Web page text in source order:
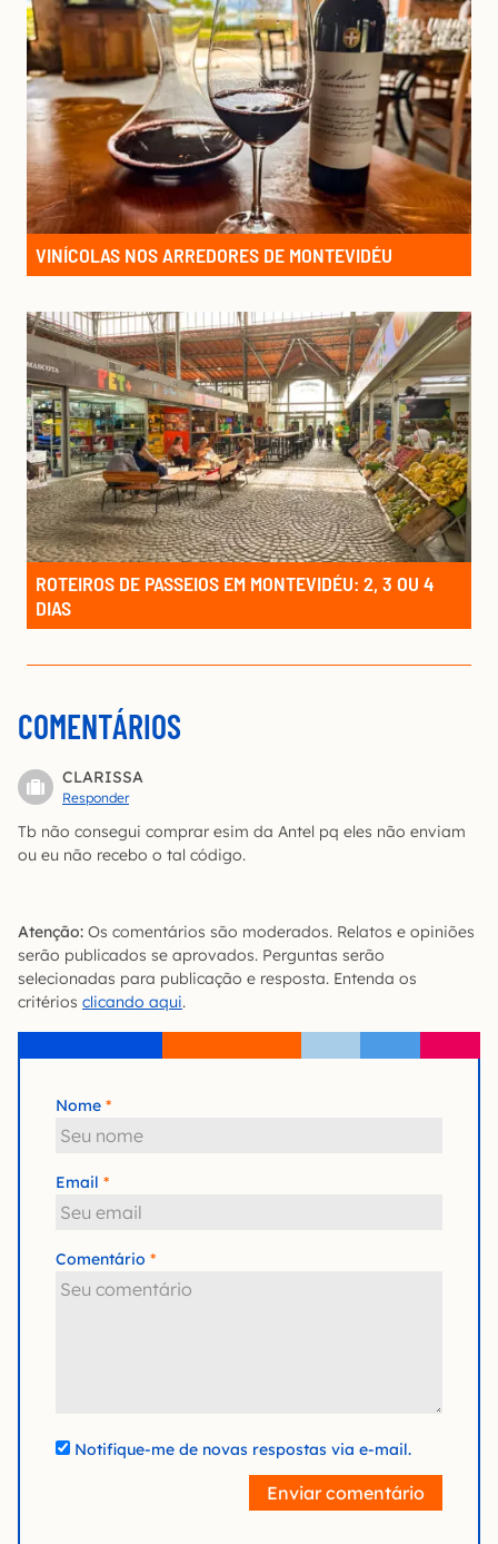
VINÍCOLAS NOS ARREDORES DE MONTEVIDÉU
ROTEIROS DE PASSEIOS EM MONTEVIDÉU: 2, 3 OU 4
DIAS
COMENTÁRIOS
CLARISSA
Responder
Tb não consegui comprar esim da Antel pq eles não enviam
ou eu não recebo o tal código.
Atenção: Os comentários são moderados. Relatos e opiniões
serão publicados se aprovados. Perguntas serão
selecionadas para publicação e resposta. Entenda os
critérios clicando aqui.
Nome
Email
Comentário
Notifique-me de novas respostas via e-mail.
Enviar comentário